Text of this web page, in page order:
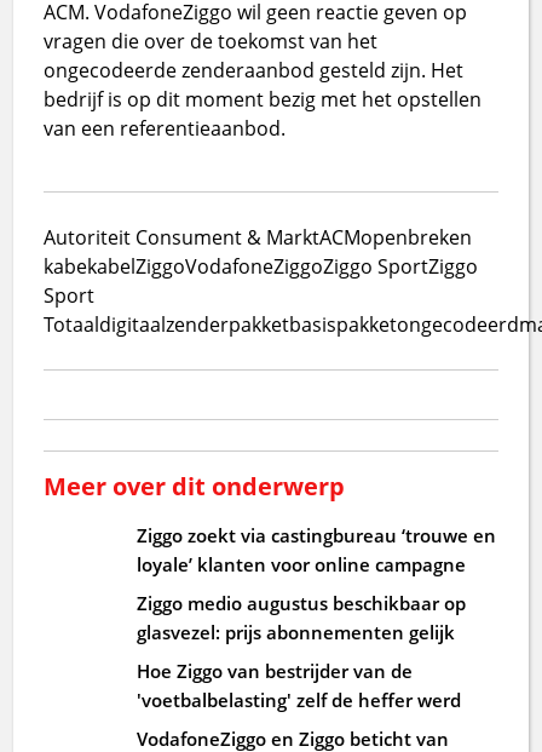
ACM. VodafoneZiggo wil geen reactie geven op
vragen die over de toekomst van het
ongecodeerde zenderaanbod gesteld zijn. Het
bedrijf is op dit moment bezig met het opstellen
van een referentieaanbod.
Autoriteit Consument & MarktACMopenbreken
kabekabelZiggoVodafoneZiggoZiggo SportZiggo
Sport
Totaaldigitaalzenderpakketbasispakketongecodeerd
Meer over dit onderwerp
Ziggo zoekt via castingbureau ‘trouwe en
loyale’ klanten voor online campagne
Ziggo medio augustus beschikbaar op
glasvezel: prijs abonnementen gelijk
Hoe Ziggo van bestrijder van de
'voetbalbelasting' zelf de heffer werd
VodafoneZiggo en Ziggo beticht van